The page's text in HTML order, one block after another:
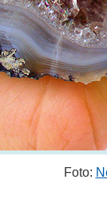
Foto: